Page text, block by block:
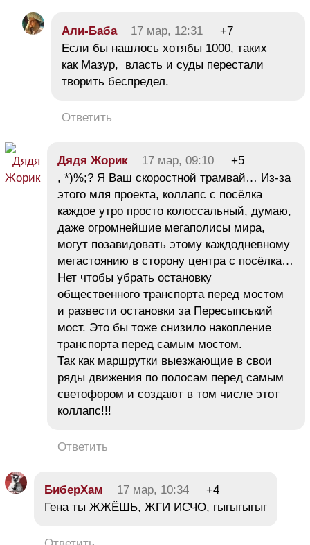
Али-Баба 17 мар, 12:31
+7
Если бы нашлось хотябы 1000, таких
как Мазур, власть и суды перестали
творить беспредел.
Ответить
Дядя Жорик 17 мар, 09:10
+5
, *)%;? Я Ваш скоростной трамвай… Из-за
этого мля проекта, коллапс с посёлка
каждое утро просто колоссальный, думаю,
даже огромнейшие мегаполисы мира,
могут позавидовать этому каждодневному
мегастоянию в сторону центра с посёлка…
Нет чтобы убрать остановку
общественного транспорта перед мостом
и развести остановки за Пересыпський
мост. Это бы тоже снизило накопление
транспорта перед самым мостом.
Так как маршрутки выезжающие в свои
ряды движения по полосам перед самым
светофором и создают в том числе этот
коллапс!!!
Ответить
БиберХам 17 мар, 10:34
+4
Гена ты ЖЖЁШЬ, ЖГИ ИСЧО, гыгыгыгыг